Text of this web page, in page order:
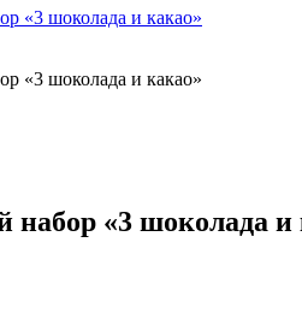
набор «3 шоколада и